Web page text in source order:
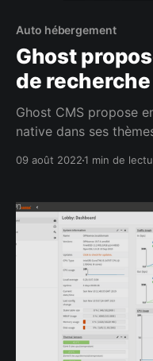
Auto hébergement
Ghost
de recherche
Ghost CMS propose
native dans ses
09 août 20221 min de